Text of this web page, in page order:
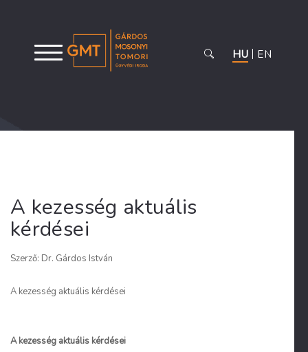
HU EN
A kezesség aktuális
kérdései
Szerző: Dr. Gárdos István
A kezesség aktuális kérdései
A kezesség aktuális kérdései